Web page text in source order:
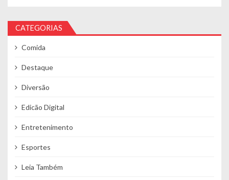
CATEGORIAS
Comida
Destaque
Diversão
Edicão Digital
Entretenimento
Esportes
Leia Também